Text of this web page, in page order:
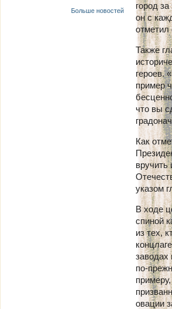
Больше новостей
город
он с
отметил
Также
героев.
пример
что вы
Как
указом
В ходе
спиной
из тех,
заводах
по-
овации